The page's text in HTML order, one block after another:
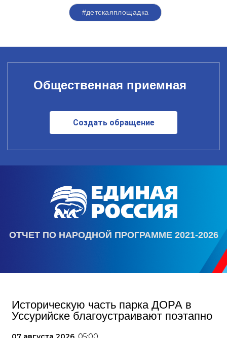
#детскаяплощадка
Общественная приемная
Создать обращение
ОТЧЕТ ПО НАРОДНОЙ ПРОГРАММЕ 2021-2026
Историческую часть парка ДОРА в
Уссурийске благоустраивают поэтапно